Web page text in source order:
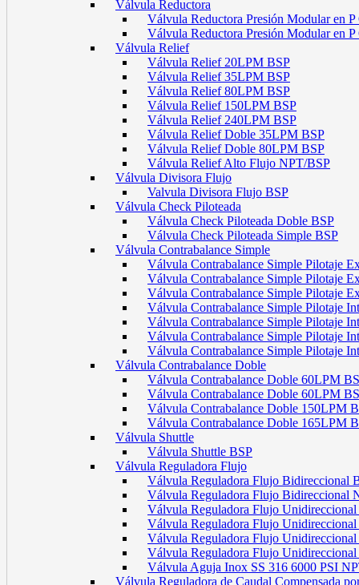
Válvula Reductora
Válvula Reductora Presión Modular en
Válvula Reductora Presión Modular en
Válvula Relief
Válvula Relief 20LPM BSP
Válvula Relief 35LPM BSP
Válvula Relief 80LPM BSP
Válvula Relief 150LPM BSP
Válvula Relief 240LPM BSP
Válvula Relief Doble 35LPM BSP
Válvula Relief Doble 80LPM BSP
Válvula Relief Alto Flujo NPT/BSP
Válvula Divisora Flujo
Valvula Divisora Flujo BSP
Válvula Check Piloteada
Válvula Check Piloteada Doble BSP
Válvula Check Piloteada Simple BSP
Válvula Contrabalance Simple
Válvula Contrabalance Simple Pilotaje
Válvula Contrabalance Simple Pilotaje
Válvula Contrabalance Simple Pilotaje
Válvula Contrabalance Simple Pilotaje
Válvula Contrabalance Simple Pilotaje
Válvula Contrabalance Simple Pilotaje
Válvula Contrabalance Simple Pilotaje
Válvula Contrabalance Doble
Válvula Contrabalance Doble 60LPM
Válvula Contrabalance Doble 60LPM
Válvula Contrabalance Doble 150LPM
Válvula Contrabalance Doble 165LPM
Válvula Shuttle
Válvula Shuttle BSP
Válvula Reguladora Flujo
Válvula Reguladora Flujo Bidireccional
Válvula Reguladora Flujo Bidireccional
Válvula Reguladora Flujo Unidireccional
Válvula Reguladora Flujo
Válvula Reguladora Flujo
Válvula Reguladora Flujo Unidireccional
Válvula Aguja Inox SS 316 6000 PSI
Válvula Reguladora de Caudal Compensada